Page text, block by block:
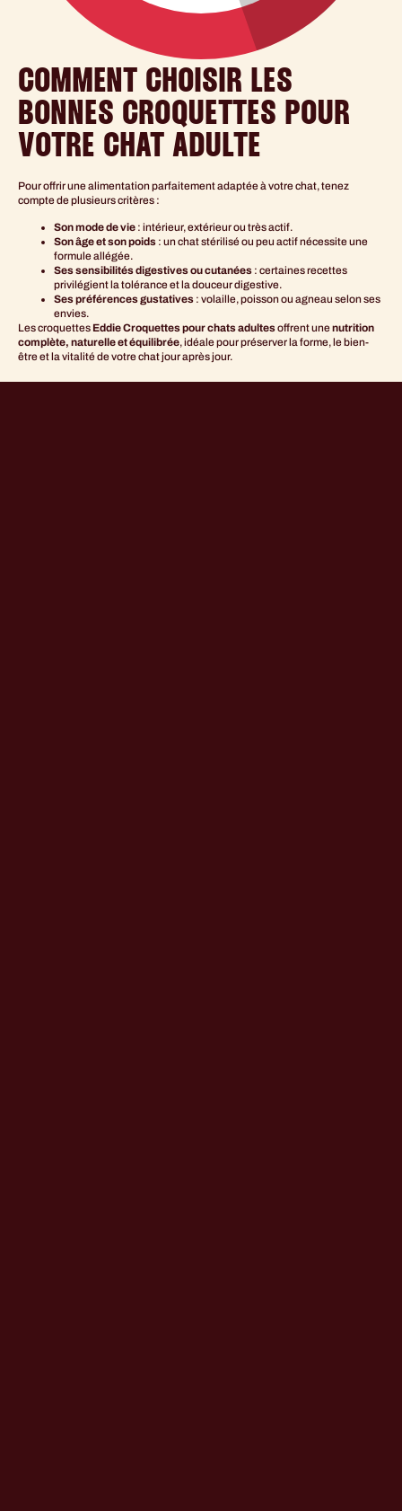
COMMENT CHOISIR LES
BONNES CROQUETTES POUR
VOTRE CHAT ADULTE
Pour offrir une alimentation parfaitement adaptée à votre chat, tenez
compte de plusieurs critères :
Son mode de vie : intérieur, extérieur ou très actif.
Son âge et son poids : un chat stérilisé ou peu actif nécessite une
formule allégée.
Ses sensibilités digestives ou cutanées : certaines recettes
privilégient la tolérance et la douceur digestive.
Ses préférences gustatives : volaille, poisson ou agneau selon ses
envies.
Les croquettes Eddie Croquettes pour chats adultesoffrent unenutrition
complète, naturelle et équilibrée, idéale pour préserver la forme, le bien-
être et la vitalité de votre chat jour après jour.